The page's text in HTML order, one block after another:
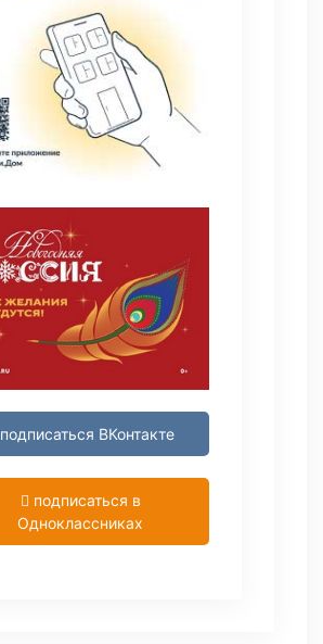
подписаться ВКонтакте
подписаться в
Одноклассниках